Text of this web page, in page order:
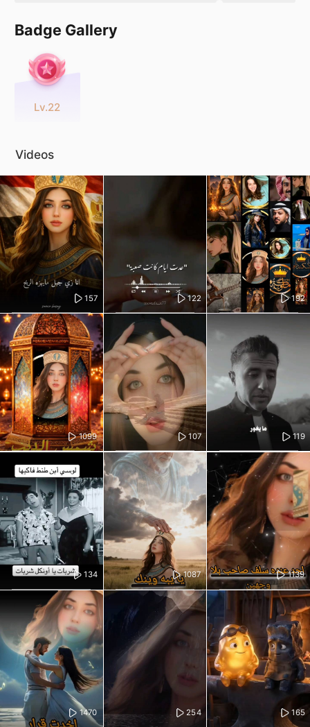
Badge Gallery
Lv.22
Videos
157 122 192
1099 107 119
134 1087 1139
1470 254 165